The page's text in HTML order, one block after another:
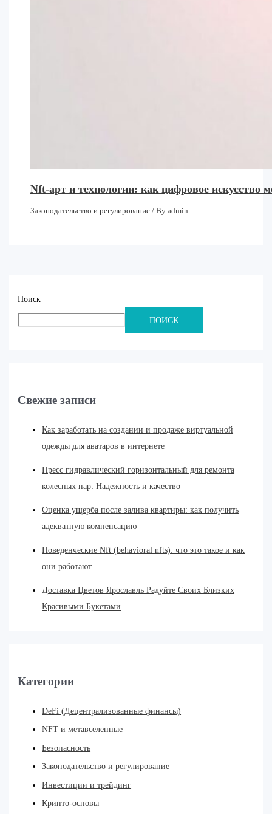
Nft-арт и технологии: как цифровое искусство
Законодательство и регулирование/ By admin
Поиск
ПОИСК
Свежие записи
Как заработать на создании и продаже виртуальной
одежды для аватаров в интернете
Пресс гидравлический горизонтальный для ремонта
колесных пар: Надежность и качество
Оценка ущерба после залива квартиры: как получить
адекватную компенсацию
Поведенческие Nft (behavioral nfts): что это такое и как
они работают
Доставка Цветов Ярославль Радуйте Своих Близких
Красивыми Букетами
Категории
DeFi (Децентрализованные финансы)
NFT и метавселенные
Безопасность
Законодательство и регулирование
Инвестиции и трейдинг
Крипто-основы